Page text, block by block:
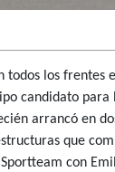
todos los frentes
candidato
arrancó en
que
con